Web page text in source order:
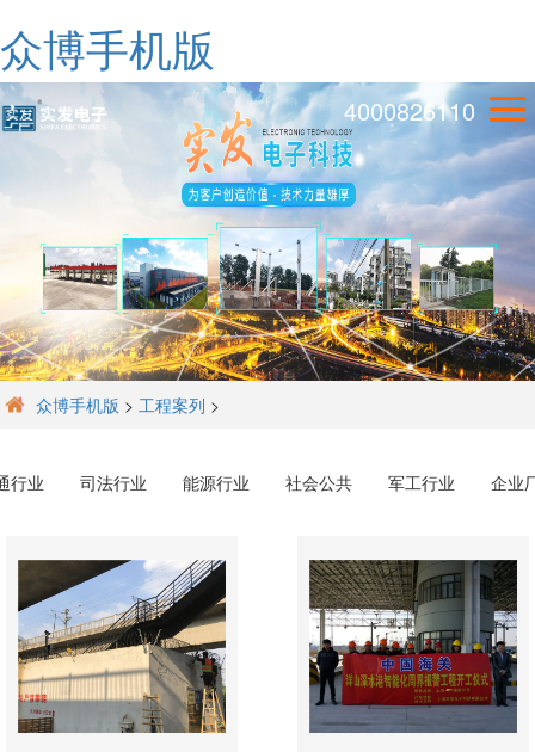
众博手机版
4000826110
众博手机版 > 工程案列 >
行业 司法行业 能源行业 社会公共 军工行业 企业